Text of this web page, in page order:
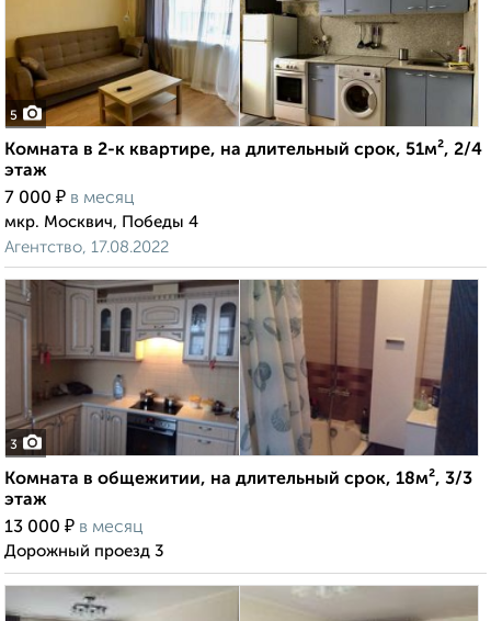
5
Комната в 2-к квартире, на длительный срок, 51м², 2/4
этаж
7 000 ₽ в месяц
мкр. Москвич, Победы 4
Агентство, 17.08.2022
3
Комната в общежитии, на длительный срок, 18м², 3/3
этаж
13 000 ₽ в месяц
Дорожный проезд 3